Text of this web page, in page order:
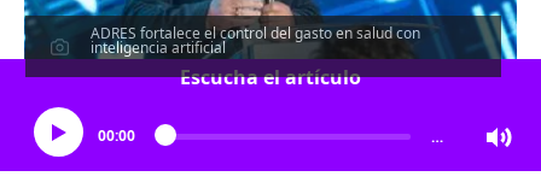
ADRES fortalece el control del gasto en salud con
inteligencia artificial
Escucha el artículo
00:00 …